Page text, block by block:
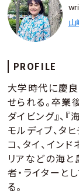
山
PROFILE
大学時代に慶
せられる。卒業
ダイビング』、『
モルディブ、タ
コ、タイ、イン
リアなどの海
者・ライターと
る。